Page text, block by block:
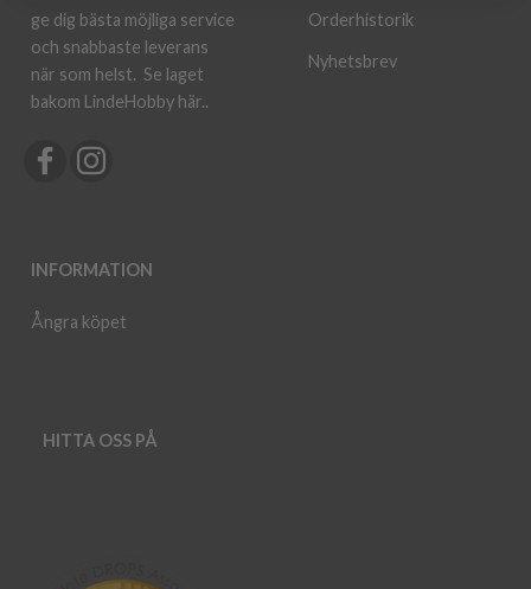
ge dig bästa möjliga service
och snabbaste leverans
när som helst. Se laget
bakom LindeHobby här..
INFORMATION
Ångra köpet
Orderhistorik
Nyhetsbrev
HITTA OSS PÅ